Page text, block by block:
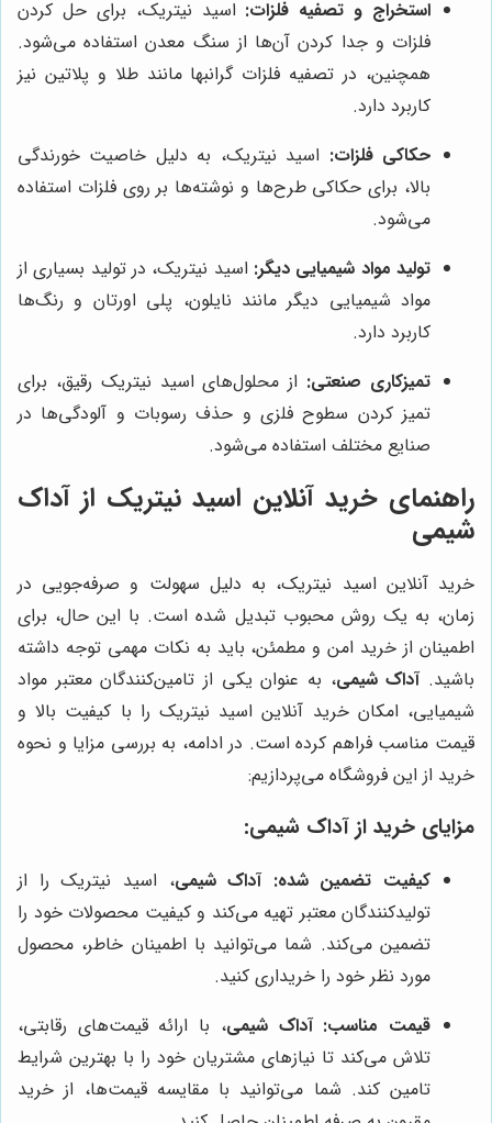
استخراج و تصفیه فلزات: اسید نیتریک، برای حل کردن
فلزات و جدا کردن آن‌ها از سنگ معدن استفاده می‌شود.
همچنین، در تصفیه فلزات گرانبها مانند طلا و پلاتین نیز
کاربرد دارد.
حکاکی فلزات: اسید نیتریک، به دلیل خاصیت خورندگی
بالا، برای حکاکی طرح‌ها و نوشته‌ها بر روی فلزات استفاده
می‌شود.
تولید مواد شیمیایی دیگر: اسید نیتریک، در تولید بسیاری از
مواد شیمیایی دیگر مانند نایلون، پلی اورتان و رنگ‌ها
کاربرد دارد.
تمیزکاری صنعتی: از محلول‌های اسید نیتریک رقیق، برای
تمیز کردن سطوح فلزی و حذف رسوبات و آلودگی‌ها در
صنایع مختلف استفاده می‌شود.
راهنمای خرید آنلاین اسید نیتریک از آداک
شیمی
خرید آنلاین اسید نیتریک، به دلیل سهولت و صرفه‌جویی در
زمان، به یک روش محبوب تبدیل شده است. با این حال، برای
اطمینان از خرید امن و مطمئن، باید به نکات مهمی توجه داشته
باشید.آداک شیمی، به عنوان یکی از تامین‌کنندگان معتبر مواد
شیمیایی، امکان خرید آنلاین اسید نیتریک را با کیفیت بالا و
قیمت مناسب فراهم کرده است. در ادامه، به بررسی مزایا و نحوه
خرید از این فروشگاه می‌پردازیم:
مزایای خرید ازآداک شیمی:
کیفیت تضمین شده: آداک شیمی، اسید نیتریک را از
تولیدکنندگان معتبر تهیه می‌کند و کیفیت محصولات خود را
تضمین می‌کند. شما می‌توانید با اطمینان خاطر، محصول
مورد نظر خود را خریداری کنید.
قیمت مناسب: آداک شیمی، با ارائه قیمت‌های رقابتی،
تلاش می‌کند تا نیازهای مشتریان خود را با بهترین شرایط
تامین کند. شما می‌توانید با مقایسه قیمت‌ها، از خرید